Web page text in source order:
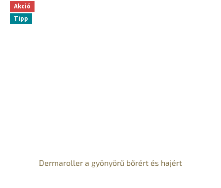
Akció
Tipp
Dermaroller a gyönyörű bőrért és hajért